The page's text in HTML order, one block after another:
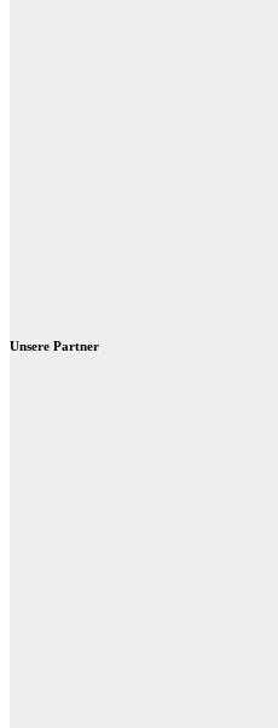
Unsere Partner